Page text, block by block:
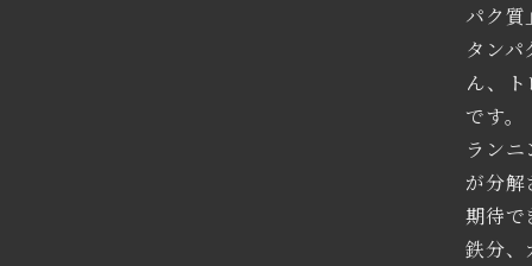
パク質
タン
ん、
です。
ラン
が分
期待で
鉄分、